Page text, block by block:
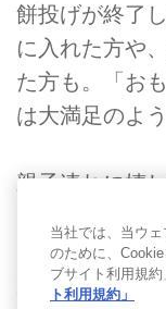
餅投げが終了
に入れた方や
た方も。「お
は大満足のよう
親子連れに嬉
にんじんを使
る餅投げと、
がありました
当社では、当ウ
のために、
ブサイト利用規約
ト利用規約」